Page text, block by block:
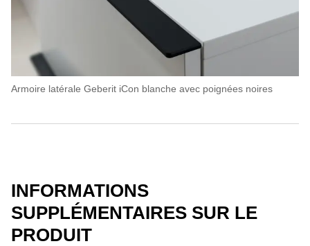
Armoire latérale Geberit iCon blanche avec poignées noires
INFORMATIONS
SUPPLÉMENTAIRES SUR LE
PRODUIT